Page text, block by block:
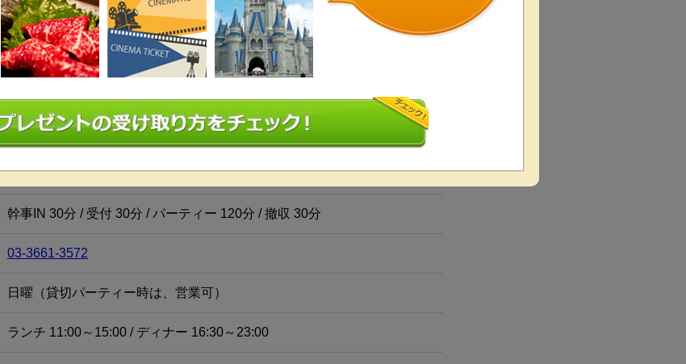
控室,プロジェクター&スクリーン,音響設備,近隣駐車場,駅近,携帯電話OK
ウェディングケーキ 25000円（40名様分）〜
会場延長 30分500円
その他 パーティをカスタマイズできるオプションあります。お気軽にご
相談下さい。
幹事IN 30分 / 受付 30分 / パーティー 120分 / 撤収 30分
03-3661-3572
日曜（貸切パーティー時は、営業可）
ランチ 11:00～15:00 / ディナー 16:30～23:00